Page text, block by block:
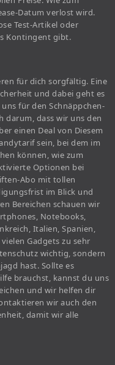
Datum verlost wird.
Test-Artikel oder
Kontingent gibt.
für dich sorgfältig. Eine
und dabei geht es
für den Schnäppchen-
darum, dass wir uns den
einen Deal von Diesem
sein, bei dem im
können, wie zum
Optionen bei
Abo mit tollen
im Blick und
Bereichen schauen wir
Notebooks,
Italien, Spanien,
Gadgets zu sehr
wichtig, sondern
hast. Sollte es
brauchst, kannst du uns
und wir helfen dir
wir auch den
damit wir alle